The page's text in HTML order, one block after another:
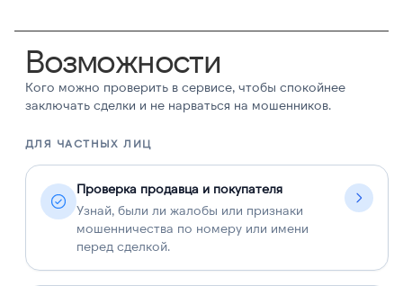
Возможности
Кого можно проверить в сервисе, чтобы спокойнее
заключать сделки и не нарваться на мошенников.
ДЛЯ ЧАСТНЫХ ЛИЦ
Проверка продавца и покупателя
Узнай, были ли жалобы или признаки
мошенничества по номеру или имени
перед сделкой.